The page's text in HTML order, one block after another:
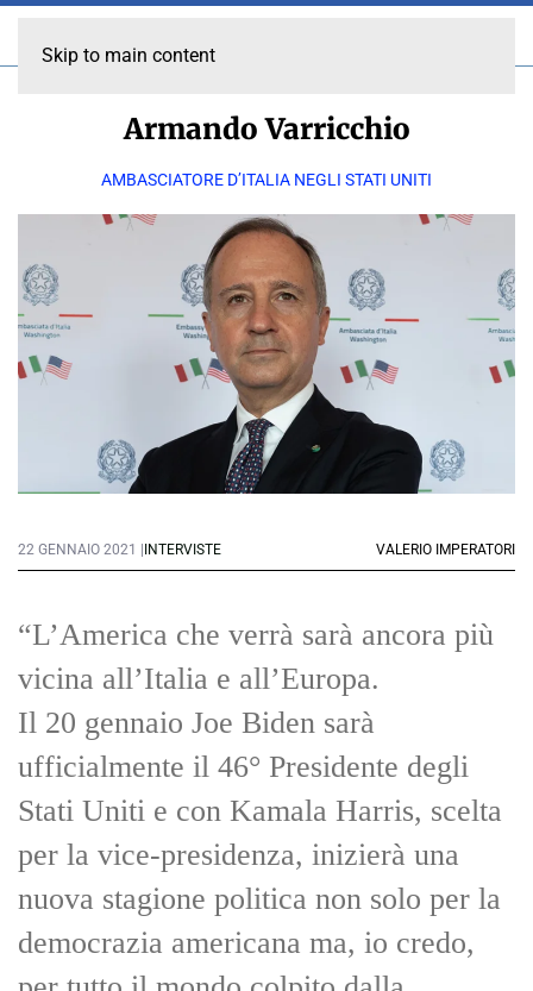
Skip to main content
Armando Varricchio
AMBASCIATORE D’ITALIA NEGLI STATI UNITI
22 GENNAIO 2021 | INTERVISTE VALERIO IMPERATORI
“L’America che verrà sarà ancora più
vicina all’Italia e all’Europa.
Il 20 gennaio Joe Biden sarà
ufficialmente il 46° Presidente degli
Stati Uniti e con Kamala Harris, scelta
per la vice-presidenza, inizierà una
nuova stagione politica non solo per la
democrazia americana ma, io credo,